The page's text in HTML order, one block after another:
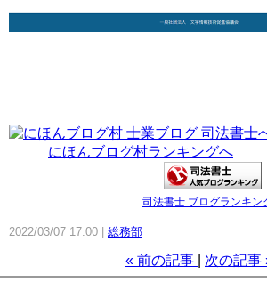
にほんブログ村ランキングへ
司法書士 ブログランキン
2022/03/07 17:00 総務部
« 前の記事 次の記事